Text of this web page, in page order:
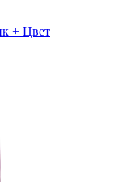
+ Цвет